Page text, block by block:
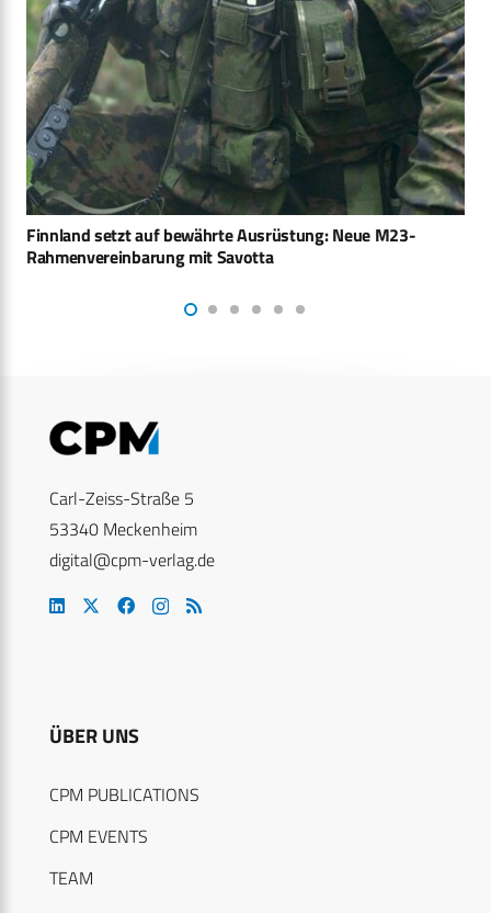
Do228 NXT: General Atomics AeroTec Systems kooperiert
mit SVP Aerospace
Carl-Zeiss-Straße 5
53340 Meckenheim
digital@cpm-verlag.de
ÜBER UNS
CPM PUBLICATIONS
CPM EVENTS
TEAM